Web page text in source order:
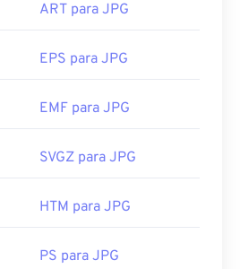
ART para JPG
EPS para JPG
EMF para JPG
SVGZ para JPG
HTM para JPG
PS para JPG